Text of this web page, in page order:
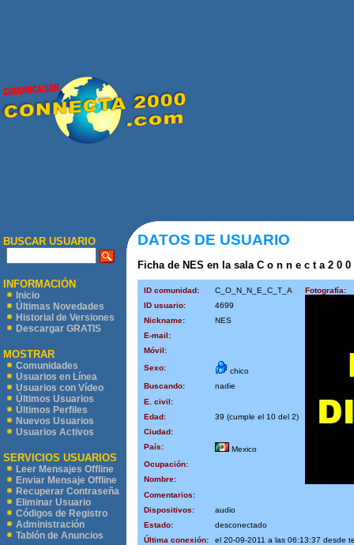
BUSCAR USUARIO
INFORMACIÓN
Inicio
Últimas Novedades
Historial de Versiones
Descargar GRATIS
MOSTRAR
Comunidades
Usuarios en Línea
Usuarios con Vídeo
Últimos Usuarios
Últimos Perfiles
Nuevos Usuarios
Usuarios Activos
SERVICIOS USUARIOS
Leer Mensajes Offline
Enviar Mensaje Offline
Recuperar Contraseña
Eliminar Usuario
Códigos de Registro
Administración
Tablón de Anuncios
DATOS DE USUARIO
Ficha de NES en la sala C o n n e c t a 2 0 0
ID comunidad: C_O_N_N_E_C_T_A
Fotografía:
ID usuario:
4699
Nickname:
NES
E-mail:
Móvil:
Sexo:
chico
Buscando:
nadie
E. civil:
Edad:
39 (cumple el 10 del 2)
Ciudad:
País:
Mexico
Ocupación:
Nombre:
Comentarios:
Dispositivos:
audio
Estado:
desconectado
Última conexión:
el 20-09-2011 a las 06:13:37 desde